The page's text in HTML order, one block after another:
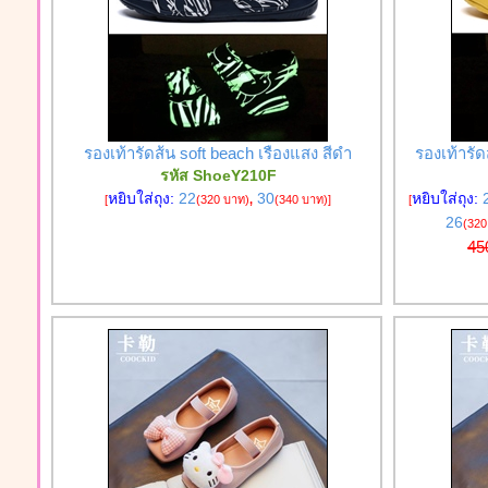
รองเท้ารัดส้น soft beach เรืองแสง สีดำ
รหัส ShoeY210F
[หยิบใส่ถุง: 22(320 บาท), 30(340 บาท)]
รองเท้ารั
[หยิบใส่ถุง:
26